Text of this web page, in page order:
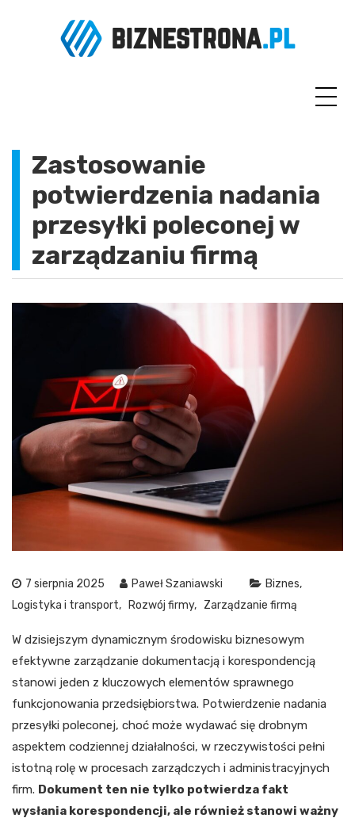
Zastosowanie
potwierdzenia nadania
przesyłki poleconej w
zarządzaniu firmą
7 sierpnia 2025 Paweł Szaniawski
Biznes
Logistyka i transport
Rozwój firmy Zarządzanie firmą
W dzisiejszym dynamicznym środowisku biznesowym
efektywne zarządzanie dokumentacją i korespondencją
stanowi jeden z kluczowych elementów sprawnego
funkcjonowania przedsiębiorstwa. Potwierdzenie nadania
przesyłki poleconej, choć może wydawać się drobnym
aspektem codziennej działalności, w rzeczywistości pełni
istotną rolę w procesach zarządczych i administracyjnych
firm. Dokument ten nie tylko potwierdza fakt
wysłania korespondencji, ale również stanowi ważny